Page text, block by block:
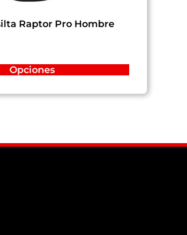
Raptor Pro Hombre
Opciones